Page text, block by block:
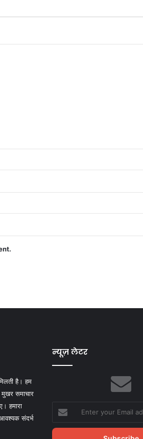
है। हम
समाचार
हमारा
संदर्भ
न्यूज़ लेटर
your
Email